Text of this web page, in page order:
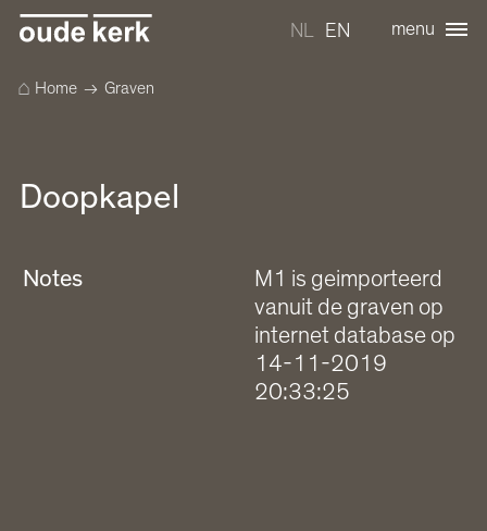
NL EN menu
⌂Home → Graven
Doopkapel
Notes
M1 is geimporteerd
vanuit de graven op
internet database op
14-11-2019
20:33:25